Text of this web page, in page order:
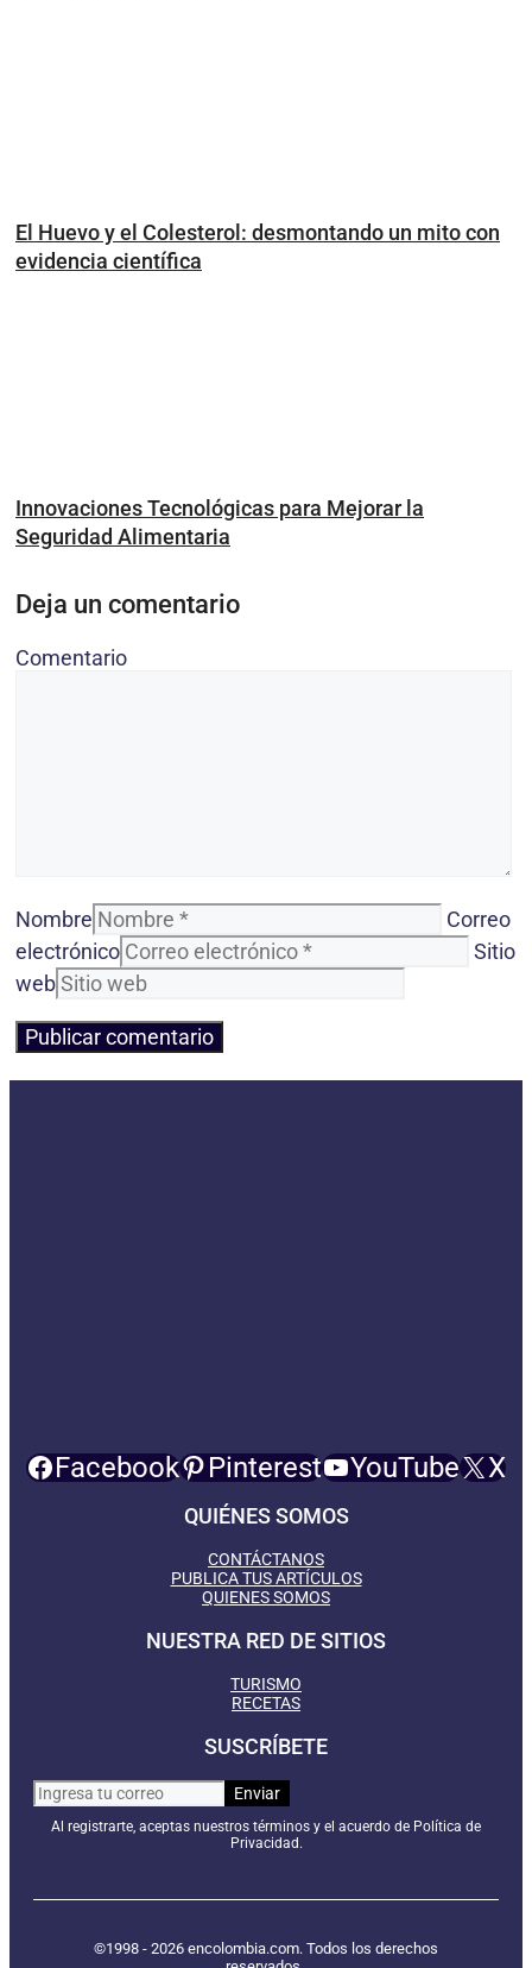
El Huevo y el Colesterol: desmontando un mito con
evidencia científica
Innovaciones Tecnológicas para Mejorar la
Seguridad Alimentaria
Deja un comentario
Comentario
Nombre
Correo
electrónico
Sitio
web
Facebook Pinterest YouTube X
QUIÉNES SOMOS
CONTÁCTANOS
PUBLICA TUS ARTÍCULOS
QUIENES SOMOS
NUESTRA RED DE SITIOS
TURISMO
RECETAS
SUSCRÍBETE
Al registrarte, aceptas nuestros términos y el acuerdo de Política de
Privacidad.
©1998 - 2026 encolombia.com. Todos los derechos